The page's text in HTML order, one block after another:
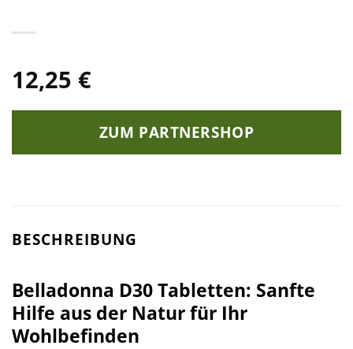
12,25 €
ZUM PARTNERSHOP
BESCHREIBUNG
Belladonna D30 Tabletten: Sanfte
Hilfe aus der Natur für Ihr
Wohlbefinden